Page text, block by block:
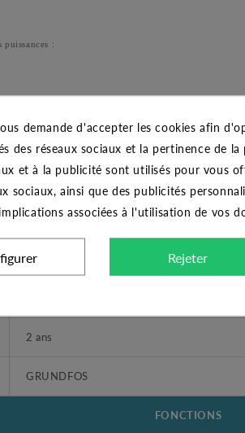
:
CARACTÉRISTIQUES
Coffret de démarrage
2 ans
GRUNDFOS
FONCTIONS
demande d'accepter les cookies afin
des réseaux sociaux et la pertinence de
et à la publicité sont utilisés pour vous
sociaux, ainsi que des publicités
associées à l'utilisation de vos
Rejeter